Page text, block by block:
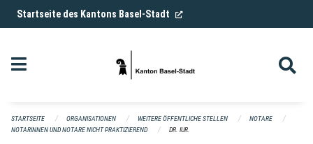
Navigation überspringen
Startseite des Kantons Basel-Stadt (External Link)
STARTSEITE ORGANISATIONEN WEITERE ÖFFENTLICHE STELLEN
NOTARE
NOTARINNEN UND NOTARE NICHT PRAKTIZIEREND
DR. IUR.